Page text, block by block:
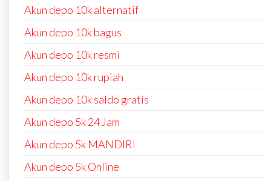
Akun depo 10k alternatif
Akun depo 10k bagus
Akun depo 10k resmi
Akun depo 10k rupiah
Akun depo 10k saldo gratis
Akun depo 5k 24 Jam
Akun depo 5k MANDIRI
Akun depo 5k Online